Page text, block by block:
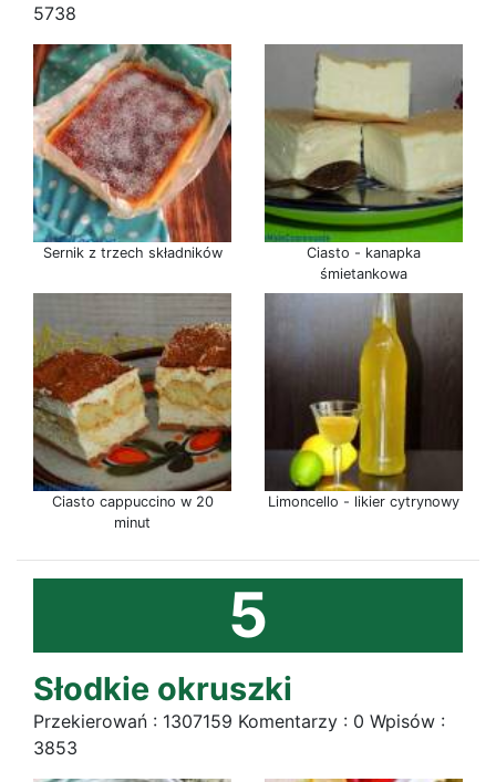
5738
Sernik z trzech składników
Ciasto - kanapka
śmietankowa
Ciasto cappuccino w 20
minut
Limoncello - likier cytrynowy
5
Słodkie okruszki
Przekierowań : 1307159 Komentarzy : 0 Wpisów :
3853